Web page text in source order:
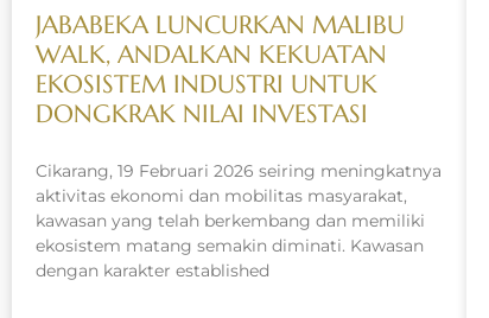
JABABEKA LUNCURKAN MALIBU
WALK, ANDALKAN KEKUATAN
EKOSISTEM INDUSTRI UNTUK
DONGKRAK NILAI INVESTASI
Cikarang, 19 Februari 2026 seiring meningkatnya
aktivitas ekonomi dan mobilitas masyarakat,
kawasan yang telah berkembang dan memiliki
ekosistem matang semakin diminati. Kawasan
dengan karakter established